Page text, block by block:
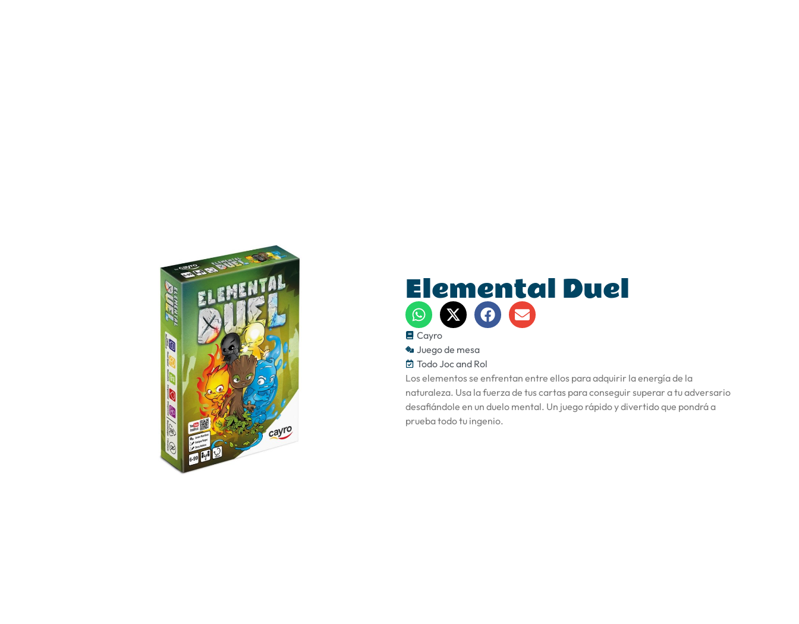
Elemental Duel
Cayro
Juego de mesa
Todo Joc and Rol
Los elementos se enfrentan entre ellos para adquirir la energía de la
naturaleza. Usa la fuerza de tus cartas para conseguir superar a tu adversario
desafiándole en un duelo mental. Un juego rápido y divertido que pondrá a
prueba todo tu ingenio.